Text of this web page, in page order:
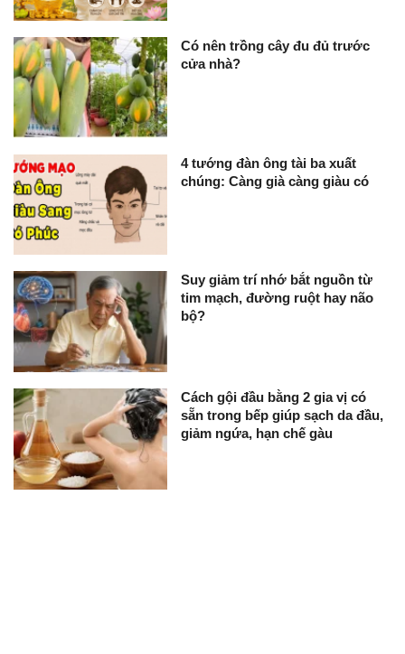
Có nên trồng cây đu đủ trước
cửa nhà?
4 tướng đàn ông tài ba xuất
chúng: Càng già càng giàu có
Suy giảm trí nhớ bắt nguồn từ
tim mạch, đường ruột hay não
bộ?
Cách gội đầu bằng 2 gia vị có
sẵn trong bếp giúp sạch da đầu,
giảm ngứa, hạn chế gàu